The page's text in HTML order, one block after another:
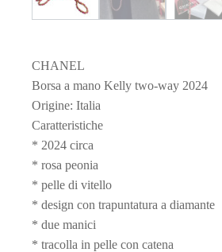
CHANEL
Borsa a mano Kelly two-way 2024
Origine: Italia
Caratteristiche
* 2024 circa
* rosa peonia
* pelle di vitello
* design con trapuntatura a diamante
* due manici
* tracolla in pelle con catena